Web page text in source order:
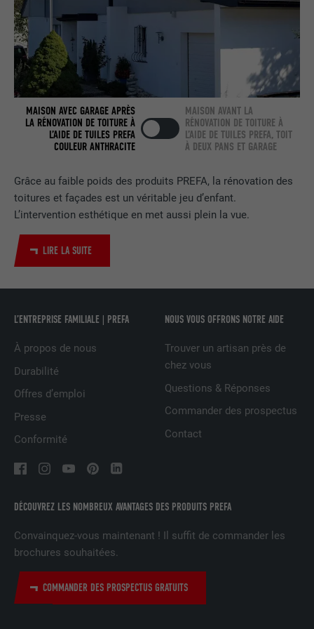
Grâce au faible poids des produits PREFA, la rénovation des
toitures et façades est un véritable jeu d’enfant.
L’intervention esthétique en met aussi plein la vue.
LIRE LA SUITE
MAISON AVEC GARAGE APRÈS
LA RÉNOVATION DE TOITURE À
L’AIDE DE TUILES PREFA
COULEUR ANTHRACITE
MAISON AVANT LA
RÉNOVATION DE TOITURE À
L’AIDE DE TUILES PREFA, TOIT
À DEUX PANS ET GARAGE
DÉCOUVREZ LES NOMBREUX AVANTAGES DES PRODUITS PREFA
Convainquez-vous maintenant ! Il suffit de commander les
brochures souhaitées.
COMMANDER DES PROSPECTUS GRATUITS
L’ENTREPRISE FAMILIALE | PREFA
À propos de nous
Durabilité
Offres d’emploi
Presse
Conformité
NOUS VOUS OFFRONS NOTRE AIDE
Trouver un artisan près de
chez vous
Questions & Réponses
Commander des prospectus
Contact
bcookie
FOURNISSEUR
EXPIRATION 2 ans
UTILITÉ
Utilisé par le service de réseau social
LinkedIn pour suivre l'utilisation de
services intégrés.
NOM bscookie
FOURNISSEUR
UTILITÉ
LinkedIn pour suivre l'utilisation de
NOM UserMatchHistory
EXPIRATION
UTILITÉ
plusieurs sites Internet afin d'afficher de
la publicité adaptée aux préférences de
NOM lidc
FOURNISSEUR LinkedIn
EXPIRATION 1 jour